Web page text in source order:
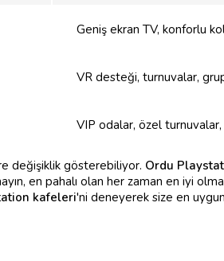
Geniş ekran TV, konforlu
VR desteği, turnuvalar,
VIP odalar, özel
değişiklik gösterebiliyor. Ordu
en pahalı olan her zaman en iyi
kafeleri'ni deneyerek size en